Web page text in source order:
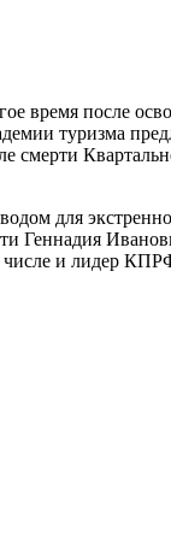
время после
туризма
смерти
для
Геннадия
числе и лидер